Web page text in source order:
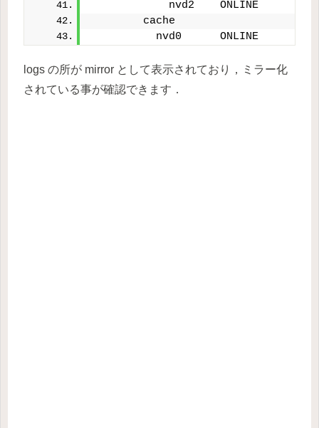
            nvd2    ONLINE
        cache
          nvd0      ONLINE
logs の所が mirror として表示されており，ミラー化
されている事が確認できます．